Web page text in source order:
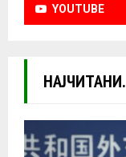
YOUTUBE
НАЈЧИТАНИ.